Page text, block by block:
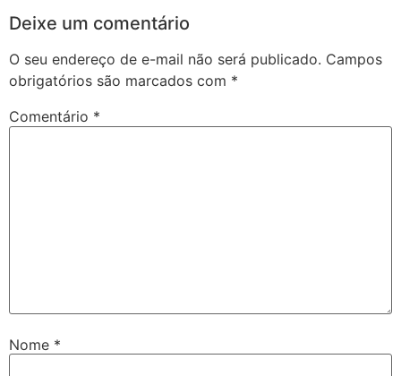
Deixe um comentário
O seu endereço de e-mail não será publicado. Campos
obrigatórios são marcados com *
Comentário *
Nome *